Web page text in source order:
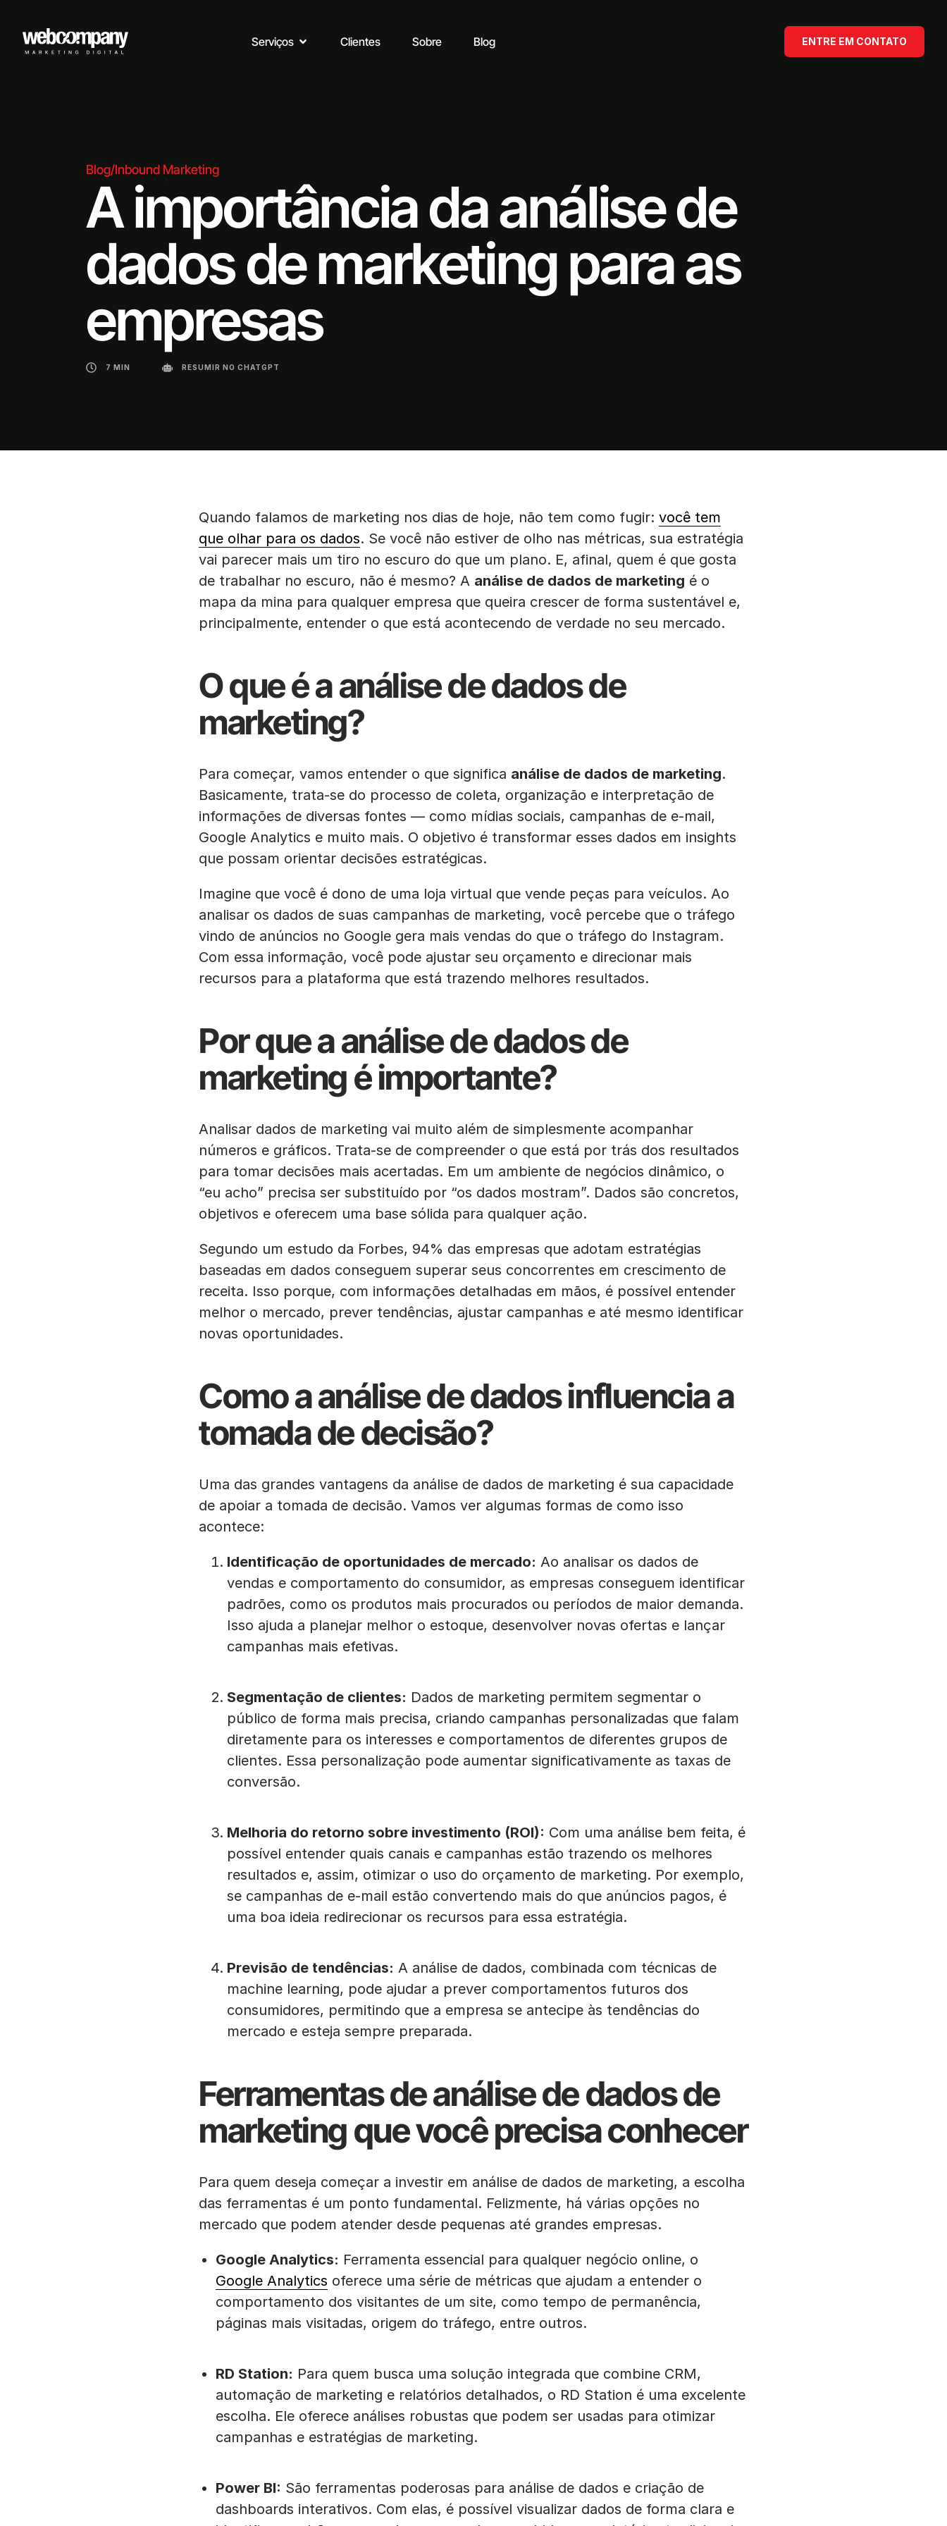
Serviços Clientes Sobre Blog ENTRE EM CONTATO
Blog/Inbound Marketing
A importância da análise de
dados de marketing para as
empresas
7 MIN RESUMIR NO CHATGPT
Quando falamos de marketing nos dias de hoje, não tem como fugir: você tem
que olhar para os dados. Se você não estiver de olho nas métricas, sua estratégia
vai parecer mais um tiro no escuro do que um plano. E, afinal, quem é que gosta
de trabalhar no escuro, não é mesmo? A análise de dados de marketing é o
mapa da mina para qualquer empresa que queira crescer de forma sustentável e,
principalmente, entender o que está acontecendo de verdade no seu mercado.
O que é a análise de dados de
marketing?
Para começar, vamos entender o que significa análise de dados de marketing.
Basicamente, trata-se do processo de coleta, organização e interpretação de
informações de diversas fontes — como mídias sociais, campanhas de e-mail,
Google Analytics e muito mais. O objetivo é transformar esses dados em insights
que possam orientar decisões estratégicas.
Imagine que você é dono de uma loja virtual que vende peças para veículos. Ao
analisar os dados de suas campanhas de marketing, você percebe que o tráfego
vindo de anúncios no Google gera mais vendas do que o tráfego do Instagram.
Com essa informação, você pode ajustar seu orçamento e direcionar mais
recursos para a plataforma que está trazendo melhores resultados.
Por que a análise de dados de
marketing é importante?
Analisar dados de marketing vai muito além de simplesmente acompanhar
números e gráficos. Trata-se de compreender o que está por trás dos resultados
para tomar decisões mais acertadas. Em um ambiente de negócios dinâmico, o
“eu acho” precisa ser substituído por “os dados mostram”. Dados são concretos,
objetivos e oferecem uma base sólida para qualquer ação.
Segundo um estudo da Forbes, 94% das empresas que adotam estratégias
baseadas em dados conseguem superar seus concorrentes em crescimento de
receita. Isso porque, com informações detalhadas em mãos, é possível entender
melhor o mercado, prever tendências, ajustar campanhas e até mesmo identificar
novas oportunidades.
Como a análise de dados influencia a
tomada de decisão?
Uma das grandes vantagens da análise de dados de marketing é sua capacidade
de apoiar a tomada de decisão. Vamos ver algumas formas de como isso
acontece:
Identificação de oportunidades de mercado: Ao analisar os dados de
vendas e comportamento do consumidor, as empresas conseguem identificar
padrões, como os produtos mais procurados ou períodos de maior demanda.
Isso ajuda a planejar melhor o estoque, desenvolver novas ofertas e lançar
campanhas mais efetivas.
Segmentação de clientes: Dados de marketing permitem segmentar o
público de forma mais precisa, criando campanhas personalizadas que falam
diretamente para os interesses e comportamentos de diferentes grupos de
clientes. Essa personalização pode aumentar significativamente as taxas de
conversão.
Melhoria do retorno sobre investimento (ROI): Com uma análise bem feita, é
possível entender quais canais e campanhas estão trazendo os melhores
resultados e, assim, otimizar o uso do orçamento de marketing. Por exemplo,
se campanhas de e-mail estão convertendo mais do que anúncios pagos, é
uma boa ideia redirecionar os recursos para essa estratégia.
Previsão de tendências: A análise de dados, combinada com técnicas de
machine learning, pode ajudar a prever comportamentos futuros dos
consumidores, permitindo que a empresa se antecipe às tendências do
mercado e esteja sempre preparada.
Ferramentas de análise de dados de
marketing que você precisa conhecer
Para quem deseja começar a investir em análise de dados de marketing, a escolha
das ferramentas é um ponto fundamental. Felizmente, há várias opções no
mercado que podem atender desde pequenas até grandes empresas.
Google Analytics: Ferramenta essencial para qualquer negócio online, o
Google Analytics oferece uma série de métricas que ajudam a entender o
comportamento dos visitantes de um site, como tempo de permanência,
páginas mais visitadas, origem do tráfego, entre outros.
RD Station: Para quem busca uma solução integrada que combine CRM,
automação de marketing e relatórios detalhados, o RD Station é uma excelente
escolha. Ele oferece análises robustas que podem ser usadas para otimizar
campanhas e estratégias de marketing.
Power BI: São ferramentas poderosas para análise de dados e criação de
dashboards interativos. Com elas, é possível visualizar dados de forma clara e